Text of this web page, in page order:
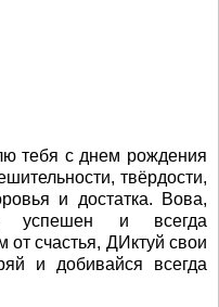
тебя с днем рождения
твёрдости,
и достатка. Вова,
и всегда
счастья, ДИктуй свои
и добивайся всегда